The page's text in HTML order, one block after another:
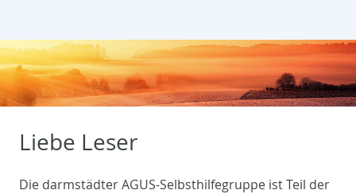
Liebe Leser
Die darmstädter AGUS-Selbsthilfegruppe ist Teil der